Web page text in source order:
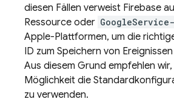
diesen Fällen verweist Firebase
Ressource oder
Apple-Plattformen, um die
ID zum Speichern von
Aus diesem Grund empfehlen
Möglichkeit die
zu verwenden.